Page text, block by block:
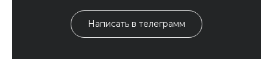
Написать в телеграмм